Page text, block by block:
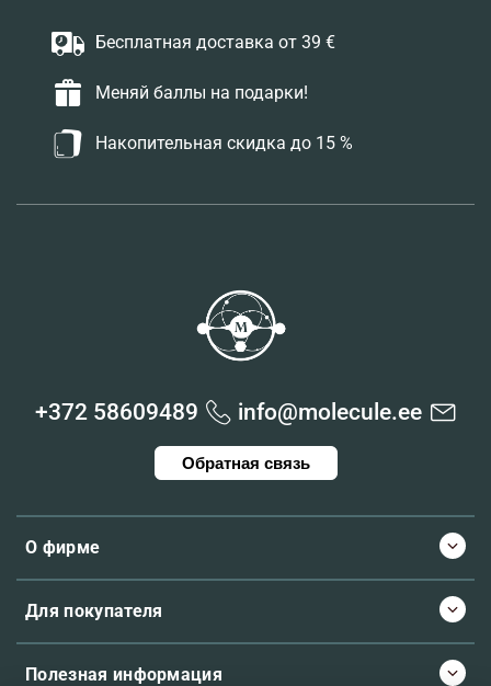
Бесплатная доставка от 39 €
Меняй баллы на подарки!
Накопительная скидка до 15 %
О фирме
Для покупателя
Полезная информация
+372 58609489 info@molecule.ee
Обратная связь